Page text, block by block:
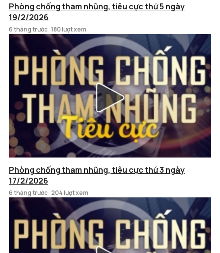
Phòng chống tham nhũng, tiêu cực thứ 5 ngày
19/2/2026
6 tháng trước 180 lượt xem
Phòng chống tham nhũng, tiêu cực thứ 3 ngày
17/2/2026
6 tháng trước 204 lượt xem